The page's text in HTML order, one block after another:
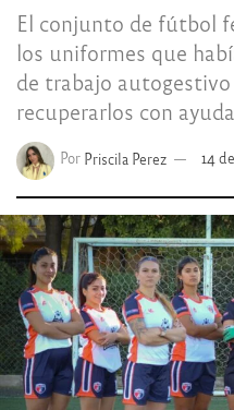
El conjunto de fútbol
los uniformes que
de trabajo autogestivo
recuperarlos con
Por Priscila Perez 14